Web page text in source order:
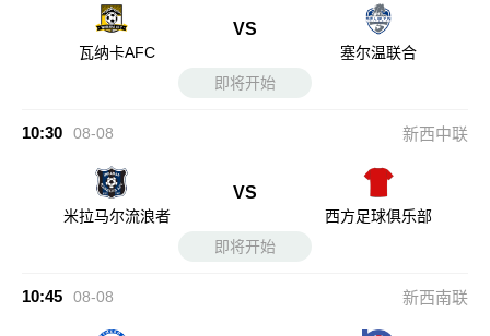
瓦纳卡AFC
VS
塞尔温联合
即将开始
10:30 08-08 新西中联
米拉马尔流浪者
VS
西方足球俱乐部
即将开始
10:45 08-08 新西南联